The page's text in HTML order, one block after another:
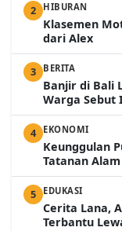
2 HIBURAN
Klasemen
dari Alex
3 BERITA
Banjir di Bali
Warga Sebut
4 EKONOMI
Keunggulan
Tatanan
5 EDUKASI
Cerita Lana,
Terbantu